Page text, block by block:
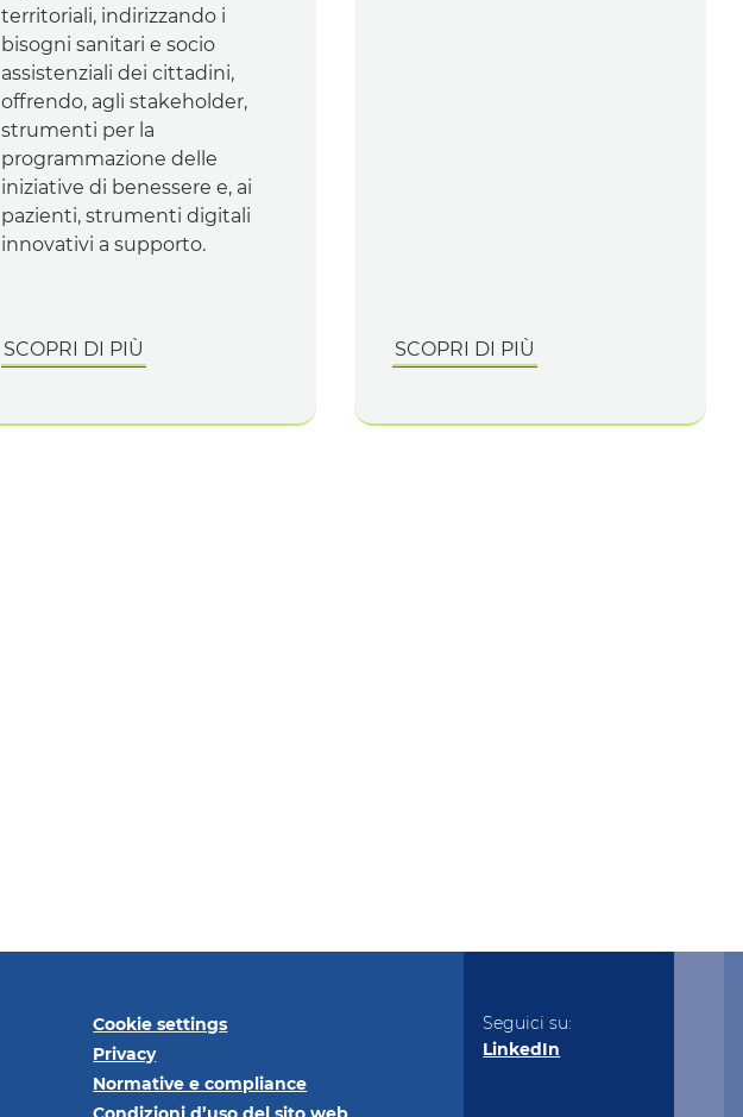
territoriali, indirizzando i
bisogni sanitari e socio
assistenziali dei cittadini,
offrendo, agli stakeholder,
strumenti per la
programmazione delle
iniziative di benessere e, ai
pazienti, strumenti digitali
innovativi a supporto.
SCOPRI DI PIÙ SCOPRI DI PIÙ
Cookie settings
Privacy
Normative ecompliance
Seguici su:
LinkedIn